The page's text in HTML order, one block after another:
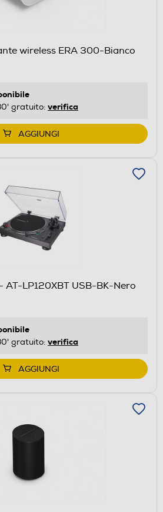
wireless ERA 300-Bianco
gratuito: verifica
AGGIUNGI
AT-LP120XBT USB-BK-Nero
gratuito: verifica
AGGIUNGI